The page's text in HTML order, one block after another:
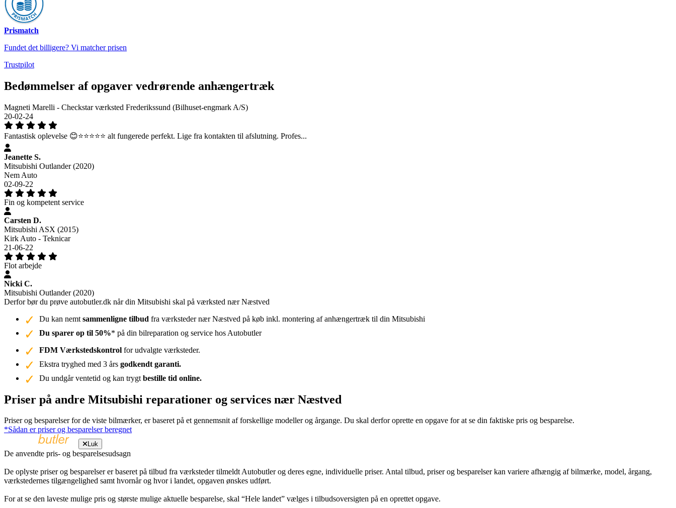
Prismatch
Fundet det billigere? Vi matcher prisen
Trustpilot
Bedømmelser af opgaver vedrørende anhængertræk
Magneti Marelli - Checkstar værksted Frederikssund (Bilhuset-engmark A/S)
20-02-24
Fantastisk oplevelse 😊⭐️⭐️⭐️⭐️⭐️ alt fungerede perfekt. Lige fra kontakten til afslutning. Profes...
Jeanette S.
Mitsubishi Outlander (2020)
Nem Auto
02-09-22
Fin og kompetent service
Carsten D.
Mitsubishi ASX (2015)
Kirk Auto - Teknicar
21-06-22
Flot arbejde
Nicki C.
Mitsubishi Outlander (2020)
Derfor bør du prøve autobutler.dk når din Mitsubishi skal på værksted nær Næstved
Du kan nemt sammenligne tilbud fra værksteder nær Næstved på køb inkl. montering af anhængertræk til din Mitsubishi
Du sparer op til 50%* på din bilreparation og service hos Autobutler
FDM Værkstedskontrol for udvalgte værksteder.
Ekstra tryghed med 3 års godkendt garanti.
Du undgår ventetid og kan trygt bestille tid online.
Priser på andre Mitsubishi reparationer og services nær Næstved
Priser og besparelser for de viste bilmærker, er baseret på et gennemsnit af forskellige modeller og årgange. Du skal derfor oprette en opgave for at se din faktiske pris og besparelse.
*Sådan er priser og besparelser beregnet
Luk
De anvendte pris- og besparelsesudsagn
De oplyste priser og besparelser er baseret på tilbud fra værksteder tilmeldt Autobutler og deres egne, individuelle priser. Antal tilbud, priser og besparelser kan variere afhængig af bilmærke, model, årgang,
værkstedernes tilgængelighed samt hvornår og hvor i landet, opgaven ønskes udført.
For at se den laveste mulige pris og største mulige aktuelle besparelse, skal “Hele landet” vælges i tilbudsoversigten på en oprettet opgave.